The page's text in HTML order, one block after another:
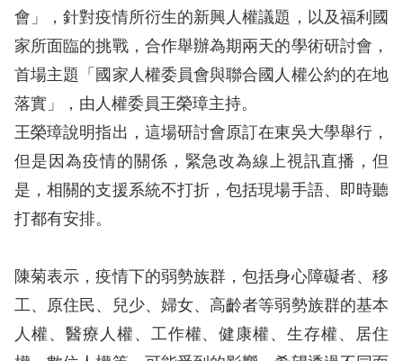
權
業
務
核
心
人
權
公
情
申
會」，針對疫情所衍生的新興人權議題，以及福利國
家所面臨的挑戰，合作舉辦為期兩天的學術研討會，
首場主題「國家人權委員會與聯合國人權公約的在地
落實」，由人權委員王榮璋主持。
王榮璋說明指出，這場研討會原訂在東吳大學舉行，
但是因為疫情的關係，緊急改為線上視訊直播，但
是，相關的支援系統不打折，包括現場手語、即時聽
打都有安排。
陳菊表示，疫情下的弱勢族群，包括身心障礙者、移
工、原住民、兒少、婦女、高齡者等弱勢族群的基本
人權、醫療人權、工作權、健康權、生存權、居住